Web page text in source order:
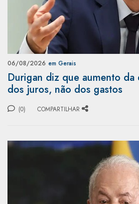
06/08/2026 em Gerais
Durigan diz que aumento
dos juros, não dos gastos
(0) COMPARTILHAR